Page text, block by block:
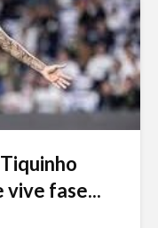
vive fase...